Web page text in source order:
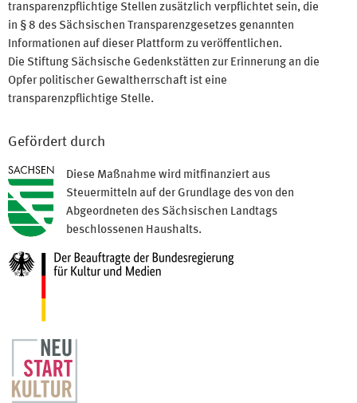
transparenzpflichtige Stellen zusätzlich verpflichtet sein, die
in § 8 des Sächsischen Transparenzgesetzes genannten
Informationen auf dieser Plattform zu veröffentlichen.
Die Stiftung Sächsische Gedenkstätten zur Erinnerung an die
Opfer politischer Gewaltherrschaft ist eine
transparenzpflichtige Stelle.
Gefördert durch
Diese Maßnahme wird mitfinanziert aus
Steuermitteln auf der Grundlage des von den
Abgeordneten des Sächsischen Landtags
beschlossenen Haushalts.